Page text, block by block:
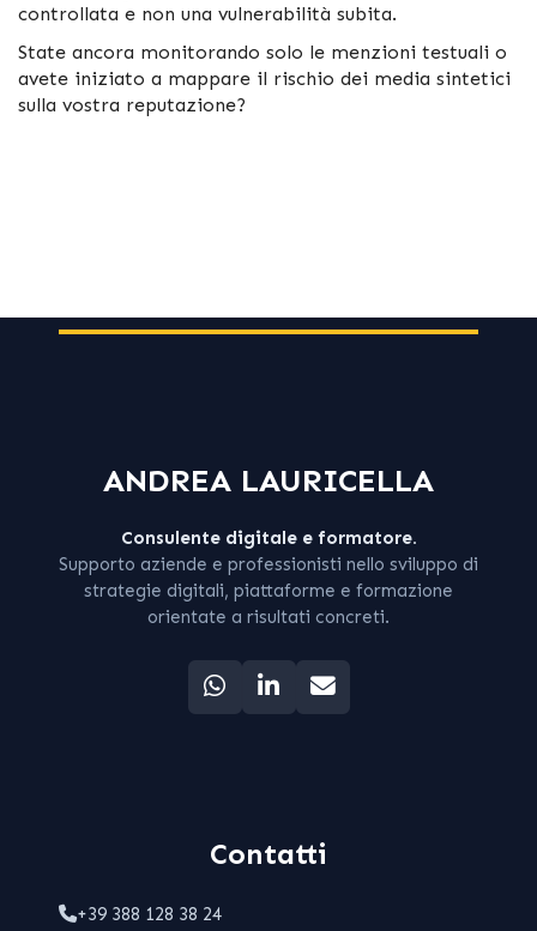
controllata e non una vulnerabilità subita.
State ancora monitorando solo le menzioni testuali o
avete iniziato a mappare il rischio dei media sintetici
sulla vostra reputazione?
ANDREA LAURICELLA
Consulente digitale e formatore.
Supporto aziende e professionisti nello sviluppo di
strategie digitali, piattaforme e formazione
orientate a risultati concreti.
Contatti
+39 388 128 38 24